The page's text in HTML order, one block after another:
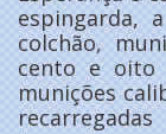
espingarda,
colchão,
cento e oito
munições